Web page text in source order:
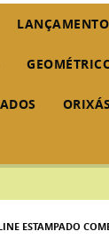
ORIXÁS
ESTAMPADO